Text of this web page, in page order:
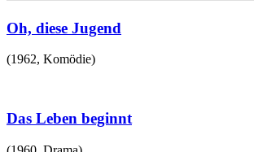
Oh, diese Jugend
(1962, Komödie)
Das Leben beginnt